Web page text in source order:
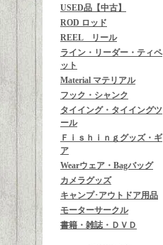
USED品【中古】
ROD ロッド
REEL リール
ライン・リーダー・ティペ
ット
Material マテリアル
フック・シャンク
タイイング・タイイングツ
ール
Ｆｉｓｈｉｎｇグッズ・ギ
ア
Wearウェア・Bagバッグ
カメラグッズ
キャンプ･アウトドア用品
モーターサークル
書籍・雑誌・ＤＶＤ